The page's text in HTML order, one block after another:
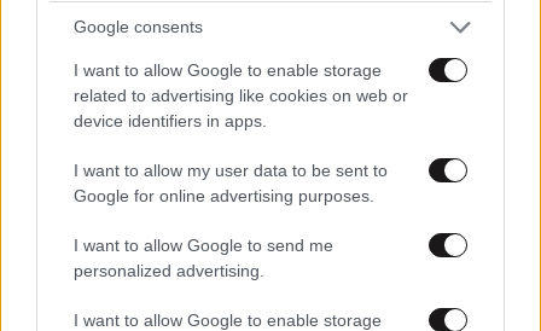
Google consents
I want to allow Google to enable storage
related to advertising like cookies on web or
device identifiers in apps.
I want to allow my user data to be sent to
Google for online advertising purposes.
I want to allow Google to send me
personalized advertising.
I want to allow Google to enable storage